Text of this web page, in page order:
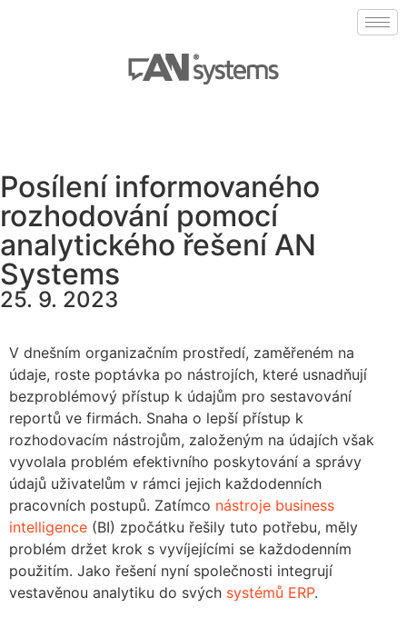
Posílení informovaného
rozhodování pomocí
analytického řešení AN
Systems
25. 9. 2023
V dnešním organizačním prostředí, zaměřeném na
údaje, roste poptávka po nástrojích, které usnadňují
bezproblémový přístup k údajům pro sestavování
reportů ve firmách. Snaha o lepší přístup k
rozhodovacím nástrojům, založeným na údajích však
vyvolala problém efektivního poskytování a správy
údajů uživatelům v rámci jejich každodenních
pracovních postupů. Zatímco nástroje business
intelligence (BI) zpočátku řešily tuto potřebu, měly
problém držet krok s vyvíjejícími se každodenním
použitím. Jako řešení nyní společnosti integrují
vestavěnou analytiku do svých systémů ERP.